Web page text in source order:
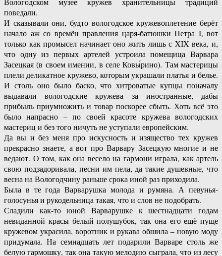
поведали.
И сказывали они, будто вологодское кружевоплетение берёт
начало аж со времён правления царя-батюшки Петра I, вот
только как промысел начинает оно жить лишь с XIX века, и,
что одну из первых артелей устроила помещица Варвара
Засецкая (в своем имении, в селе Ковы́рино). Там мастерицы
плели деликатное кружево, которым украшали платья и белье.
И столь оно было баско, что хитроватые купцы поначалу
выдавали вологодские кружева за иностранные, дабы
прибыль приумножить и товар поскорее сбыть. Хоть всё это
было напрасно – по своей красоте кружева вологодских
мастериц и без того ничуть не уступали европейским.
Да вы и без меня про искусность и изящество тех кружев
прекрасно знаете, а вот про Варвару Засецкую многие и не
ведают. О том, как она весело на гармони играла, как артель
свою подзадоривала, песни им пела, да такие душевные, что
весна на Вологодчину раньше срока иной раз приходила.
Была в те года Варварушка молода и румяна. А певунья-
голосунья и рукодельница такая, что и слов не подобрать.
Сладили как-то юной Варварушке к шестнадцати годам
невиданной красы белый полушубок, так она его ещё пуще
кружевом украсила, воротник и рукава обшила – новую моду
придумала. На семнадцать лет подарили Варваре столь же
белую гармошку, так она такую мелодию сыграла, что из лесу